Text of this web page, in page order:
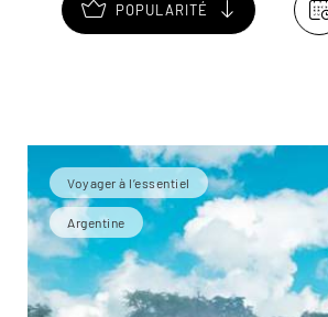
POPULARITÉ
Voyager à l’essentiel
Argentine